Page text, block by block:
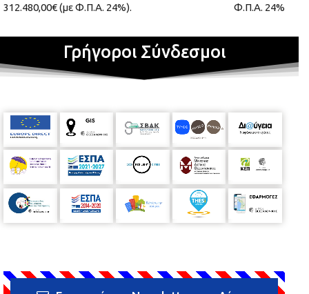
312.480,00€ (με Φ.Π.Α. 24%).
Φ.Π.Α. 24%
Γρήγοροι Σύνδεσμοι